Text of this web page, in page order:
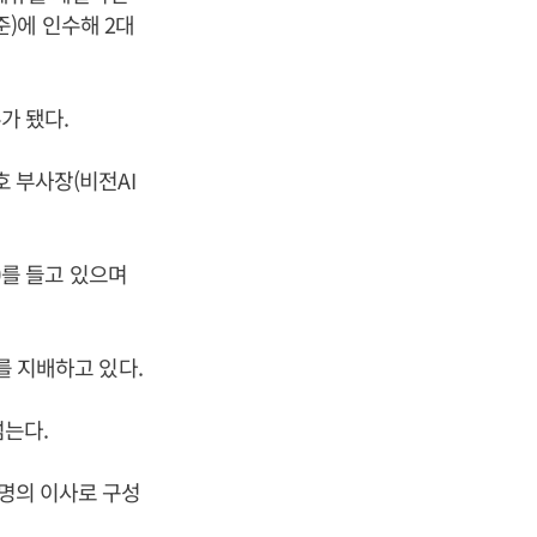
)에 인수해 2대
됐다.
부사장(비전AI
들고 있으며
지배하고 있다.
다.
의 이사로 구성